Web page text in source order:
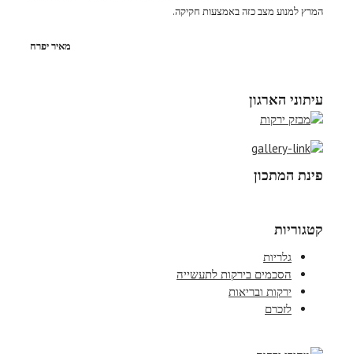
המרץ למנוע מצב כזה באמצעות חקיקה.
מאיר יפרח
עיתוני הארגון
פינת המתכון
קטגוריות
גלריות
הסכמים בירקות לתעשייה
ירקות ובריאות
לזכרם